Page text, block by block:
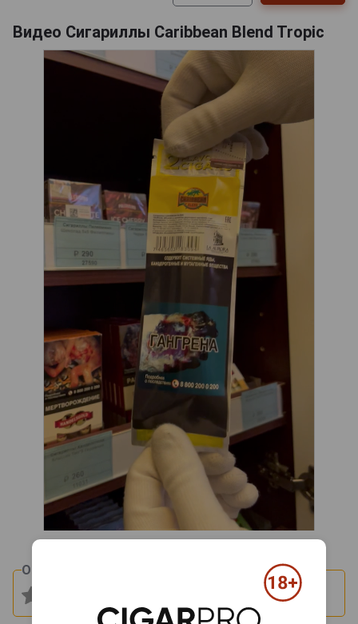
Видео Сигариллы Caribbean Blend Tropic
Оцените и напишите отзыв: